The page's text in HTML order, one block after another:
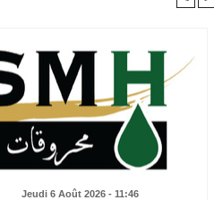
Jeudi 6 Août 2026 - 11:46